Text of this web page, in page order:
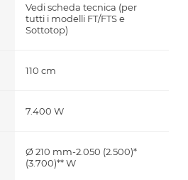
Vedi scheda tecnica (per
tutti i modelli FT/FTS e
Sottotop)
110 cm
7.400 W
Ø 210 mm-2.050 (2.500)*
(3.700)** W